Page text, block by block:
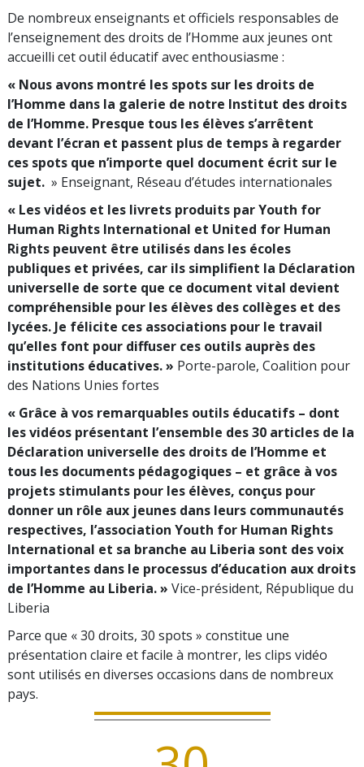
De nombreux enseignants et officiels responsables de
l’enseignement des droits de l’Homme aux jeunes ont
accueilli cet outil éducatif avec enthousiasme :
« Nous avons montré les spots sur les droits de
l’Homme dans la galerie de notre Institut des droits
de l’Homme. Presque tous les élèves s’arrêtent
devant l’écran et passent plus de temps à regarder
ces spots que n’importe quel document écrit sur le
sujet. » Enseignant, Réseau d’études internationales
« Les vidéos et les livrets produits par Youth for
Human Rights International et United for Human
Rights peuvent être utilisés dans les écoles
publiques et privées, car ils simplifient la Déclaration
universelle de sorte que ce document vital devient
compréhensible pour les élèves des collèges et des
lycées. Je félicite ces associations pour le travail
qu’elles font pour diffuser ces outils auprès des
institutions éducatives. » Porte-parole, Coalition pour
des Nations Unies fortes
« Grâce à vos remarquables outils éducatifs – dont
les vidéos présentant l’ensemble des 30 articles de la
Déclaration universelle des droits de l’Homme et
tous les documents pédagogiques – et grâce à vos
projets stimulants pour les élèves, conçus pour
donner un rôle aux jeunes dans leurs communautés
respectives, l’association Youth for Human Rights
International et sa branche au Liberia sont des voix
importantes dans le processus d’éducation aux droits
de l’Homme au Liberia. » Vice-président, République du
Liberia
Parce que « 30 droits, 30 spots » constitue une
présentation claire et facile à montrer, les clips vidéo
sont utilisés en diverses occasions dans de nombreux
pays.